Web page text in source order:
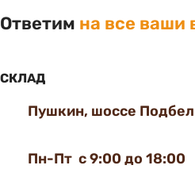
Ответим на все ваши
СКЛАД
Пушкин, шоссе
Пн-Пт с 9:00 до 18:00